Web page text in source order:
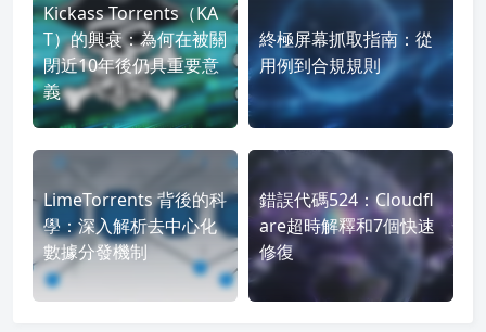
Kickass Torrents（KA
T）的興衰：為何在被關
閉近10年後仍具重要意
義
終極屏幕抓取指南：從
用例到合規規則
LimeTorrents 背後的科
學：深入解析去中心化
數據分發機制
錯誤代碼524：Cloudfl
are超時解釋和7個快速
修復